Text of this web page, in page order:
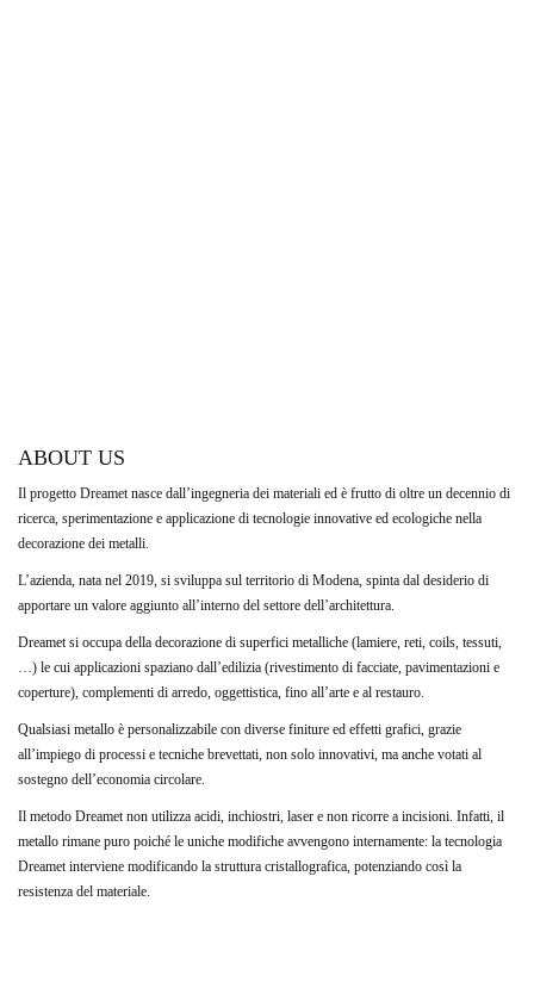
ABOUT US
Il progetto Dreamet nasce dall’ingegneria dei materiali ed è frutto di oltre un decennio di
ricerca, sperimentazione e applicazione di tecnologie innovative ed ecologiche nella
decorazione dei metalli.
L’azienda, nata nel 2019, si sviluppa sul territorio di Modena, spinta dal desiderio di
apportare un valore aggiunto all’interno del settore dell’architettura.
Dreamet si occupa della decorazione di superfici metalliche (lamiere, reti, coils, tessuti,
…) le cui applicazioni spaziano dall’edilizia (rivestimento di facciate, pavimentazioni e
coperture), complementi di arredo, oggettistica, fino all’arte e al restauro.
Qualsiasi metallo è personalizzabile con diverse finiture ed effetti grafici, grazie
all’impiego di processi e tecniche brevettati, non solo innovativi, ma anche votati al
sostegno dell’economia circolare.
Il metodo Dreamet non utilizza acidi, inchiostri, laser e non ricorre a incisioni. Infatti, il
metallo rimane puro poiché le uniche modifiche avvengono internamente: la tecnologia
Dreamet interviene modificando la struttura cristallografica, potenziando così la
resistenza del materiale.